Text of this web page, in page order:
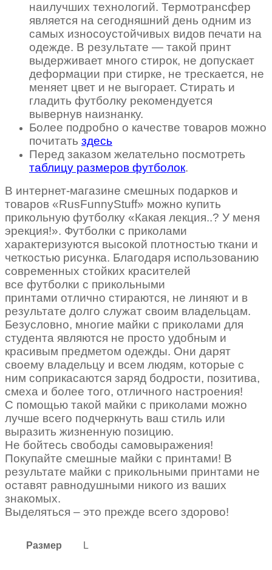
наилучших технологий. Термотрансфер
является на сегодняшний день одним из
самых износоустойчивых видов печати на
одежде. В результате — такой принт
выдерживает много стирок, не допускает
деформации при стирке, не трескается, не
меняет цвет и не выгорает. Стирать и
гладить футболку рекомендуется
вывернув наизнанку.
Более подробно о качестве товаров можно
почитать здесь
Перед заказом желательно посмотреть
таблицу размеров футболок.
В интернет-магазине смешных подарков и
товаров «RusFunnyStuff» можно купить
прикольную футболку «Какая лекция..? У меня
эрекция!». Футболки с приколами
характеризуются высокой плотностью ткани и
четкостью рисунка. Благодаря использованию
современных стойких красителей
все футболки с прикольными
принтами отлично стираются, не линяют и в
результате долго служат своим владельцам.
Безусловно, многие майки с приколами для
студента являются не просто удобным и
красивым предметом одежды. Они дарят
своему владельцу и всем людям, которые с
ним соприкасаются заряд бодрости, позитива,
смеха и более того, отличного настроения!
С помощью такой майки с приколами можно
лучше всего подчеркнуть ваш стиль или
выразить жизненную позицию.
Не бойтесь свободы самовыражения!
Покупайте смешные майки с принтами! В
результате майки с прикольными принтами не
оставят равнодушными никого из ваших
знакомых.
Выделяться – это прежде всего здорово!
Размер L